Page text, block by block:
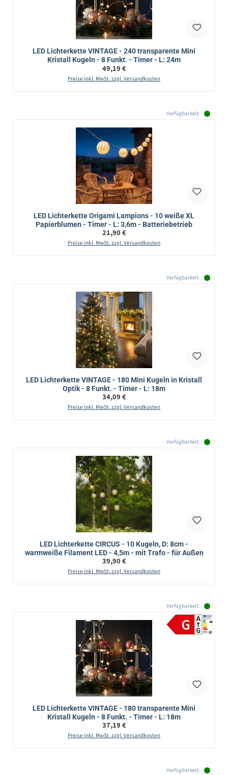
LED Lichterkette VINTAGE - 240 transparente Mini
Kristall Kugeln - 8 Funkt. - Timer - L: 24m
Regulärer Preis:
49,19 €
Preise inkl. MwSt. zzgl. Versandkosten
Verfügbarkeit:
LED Lichterkette Origami Lampions - 10 weiße XL
Papierblumen - Timer - L: 3,6m - Batteriebetrieb
Regulärer Preis:
21,90 €
Preise inkl. MwSt. zzgl. Versandkosten
Verfügbarkeit:
LED Lichterkette VINTAGE - 180 Mini Kugeln in Kristall
Optik - 8 Funkt. - Timer - L: 18m
Regulärer Preis:
34,09 €
Preise inkl. MwSt. zzgl. Versandkosten
Verfügbarkeit:
LED Lichterkette CIRCUS - 10 Kugeln, D: 8cm -
warmweiße Filament LED - 4,5m - mit Trafo - für Außen
Regulärer Preis:
39,90 €
Preise inkl. MwSt. zzgl. Versandkosten
Verfügbarkeit:
LED Lichterkette VINTAGE - 180 transparente Mini
Kristall Kugeln - 8 Funkt. - Timer - L: 18m
Regulärer Preis:
37,19 €
Preise inkl. MwSt. zzgl. Versandkosten
Verfügbarkeit: